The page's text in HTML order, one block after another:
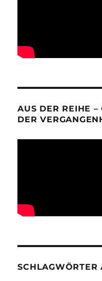
AUS DER REIHE –
ER
SCHLAGWÖRTER